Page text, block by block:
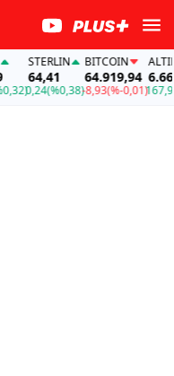
STERLIN
64,41
0,24(%0,38)
BITCOIN
64.919,94
-8,93(%-0,01)
ALTIN
6.660,55
167,96